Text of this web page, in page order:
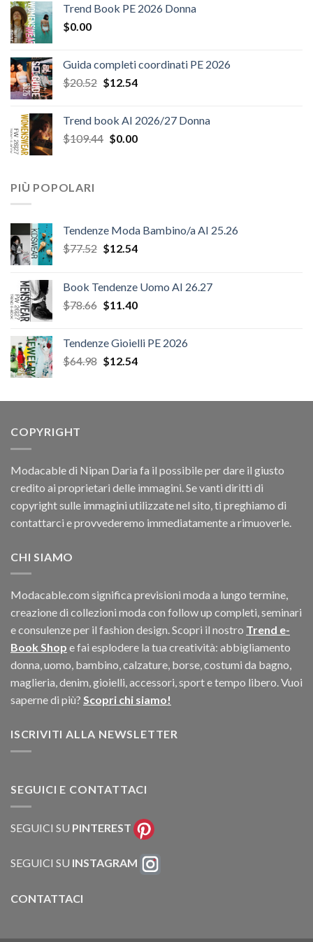
originaleattuale
Trend Book PE 2026 Donna
$0.00
Guida completi coordinati PE 2026
$20.52 Il
era:
$20.52.
$12.54Il
è:
$12.54.
Trend book AI 2026/27 Donna
$109.44 Il
$0.00Il
PIÙ POPOLARI
Tendenze Moda Bambino/a AI 25.26
$77.52 Il
era:
$77.52.
$12.54Il
è:
$12.54.
Book Tendenze Uomo AI 26.27
$78.66 Il
era:
$78.66.
$11.40Il
è:
$11.40.
Tendenze Gioielli PE 2026
$64.98 Il
era:
$12.54Il
è:
COPYRIGHT
Modacable di Nipan Daria fa il possibile per dare il giusto
credito ai proprietari delle immagini. Se vanti diritti di
copyright sulle immagini utilizzate nel sito, ti preghiamo di
contattarci e provvederemo immediatamente a rimuoverle.
CHI SIAMO
Modacable.com significa previsioni moda a lungo termine,
creazione di collezioni moda con follow up completi, seminari
e consulenze per il fashion design. Scopri il nostro Trend e-
Book Shop e fai esplodere la tua creatività: abbigliamento
donna, uomo, bambino, calzature, borse, costumi da bagno,
maglieria, denim, gioielli, accessori, sport e tempo libero. Vuoi
saperne di più? Scopri chi siamo!
ISCRIVITI ALLA NEWSLETTER
SEGUICI E CONTATTACI
SEGUICI SU PINTEREST
SEGUICI SU INSTAGRAM
CONTATTACI